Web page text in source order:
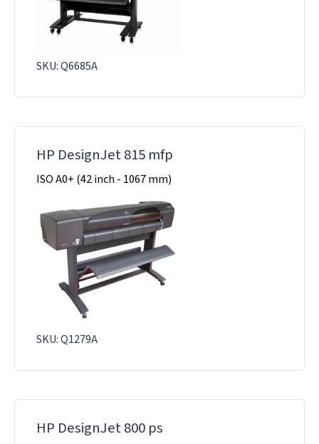
SKU: Q6685A
HP DesignJet 815 mfp
ISO A0+ (42 inch - 1067 mm)
SKU: Q1279A
HP DesignJet 800 ps